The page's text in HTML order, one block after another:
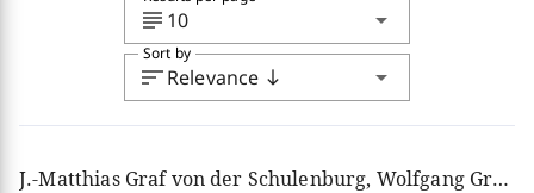
subject 10 arrow_drop_down
sortRelevance south arrow_drop_down
Sort by
J.-Matthias Graf von der Schulenburg, Wolfgang Greiner